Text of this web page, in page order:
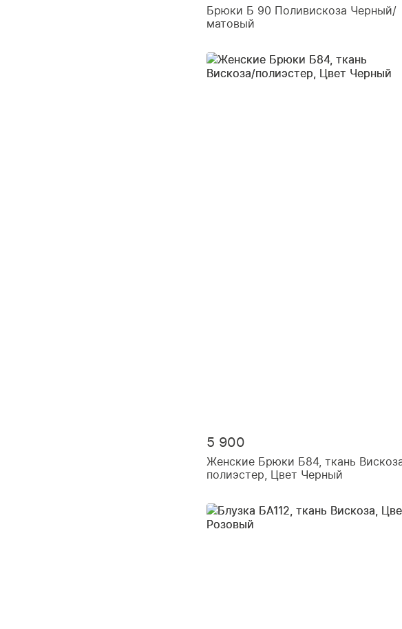
Брюки Б 90 Поливискоза Черный/
матовый
5 900
Женские Брюки Б84, ткань
полиэстер, Цвет Черный